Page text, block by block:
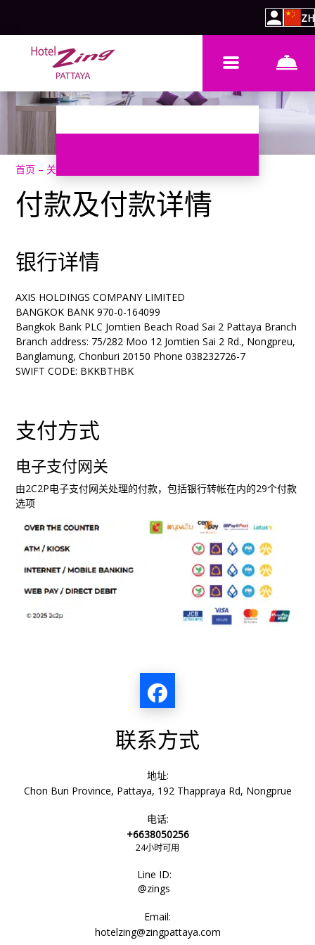
ZH
首页 – 关于酒店
付款及付款详情
银行详情
AXIS HOLDINGS COMPANY LIMITED
BANGKOK BANK 970-0-164099
Bangkok Bank PLC Jomtien Beach Road Sai 2 Pattaya Branch
Branch address: 75/282 Moo 12 Jomtien Sai 2 Rd., Nongpreu,
Banglamung, Chonburi 20150 Phone 038232726-7
SWIFT CODE: BKKBTHBK
支付方式
电子支付网关
由2C2P电子支付网关处理的付款，包括银行转帐在内的29个付款
选项
联系方式
地址:
Chon Buri Province, Pattaya, 192 Thappraya Rd, Nongprue
电话:
+6638050256
24小时可用
Line ID:
@zings
Email:
hotelzing@zingpattaya.com